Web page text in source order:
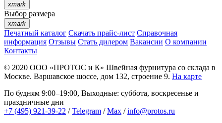
xmark
Выбор размера
xmark
Печатный каталог Скачать прайс-лист Справочная
информация Отзывы Стать дилером Вакансии О компании
Контакты
© 2020 ООО «ПРОТОС и К» Швейная фурнитура со склада в
Москве. Варшавское шоссе, дом 132, строение 9. На карте
По будням 9:00–19:00, Выходные: суббота, воскресенье и
праздничные дни
+7 (495) 921-39-22 /Telegram /Max /info@protos.ru